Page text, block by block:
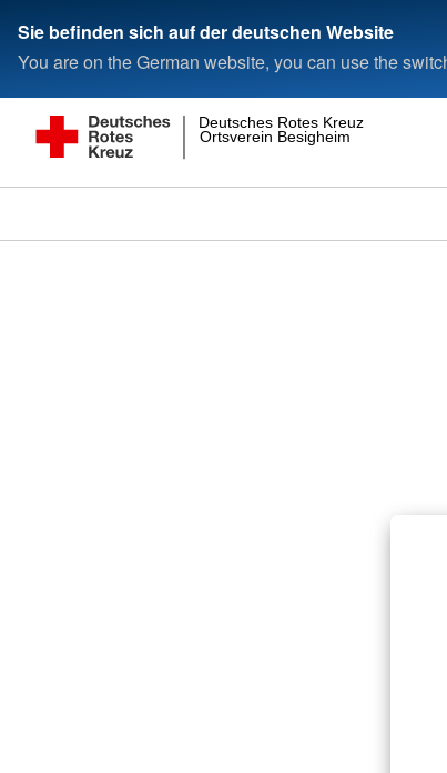
Sie befinden sich auf der deutschen Website
You are on the German website, you can use the
Ortsverein Besigheim
Deutsches Rotes Kreuz